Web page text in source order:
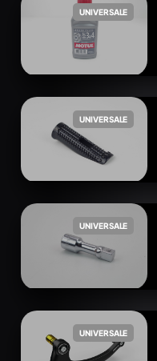
UNIVERSALE
UNIVERSALE
UNIVERSALE
UNIVERSALE